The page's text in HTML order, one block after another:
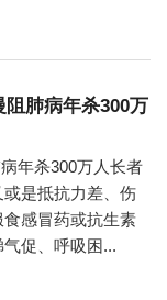
肺病年杀300万
年杀300万人长者
是抵抗力差、伤
感冒药或抗生素
促、呼吸困...